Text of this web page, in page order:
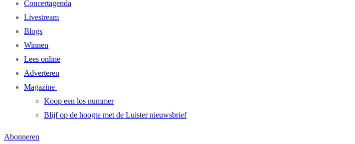
Concertagenda
Livestream
Blogs
Winnen
Lees online
Adverteren
Magazine
Koop een los nummer
Blijf op de hoogte met de Luister nieuwsbrief
Abonneren